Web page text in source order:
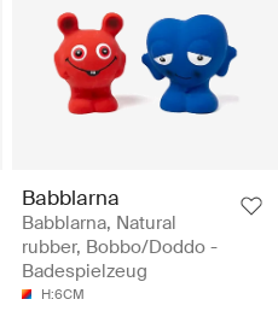
Babblarna
Babblarna, Natural
rubber, Bobbo/Doddo -
Badespielzeug
H:6CM